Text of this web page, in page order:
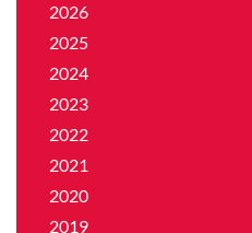
2026
2025
2024
2023
2022
2021
2020
2019